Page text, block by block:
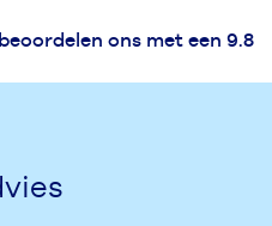
ons met een 9.8